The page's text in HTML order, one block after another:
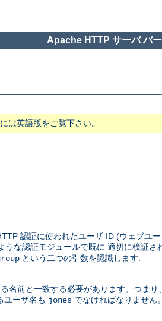
Apache HTTP サーバ バ
は英語版をご覧下さい。
認証に使われたユーザ ID (ウェブユ
うな認証モジュールで既に 適切に検証さ
という二つの引数を認識します:
名前と一致する必要があります。つま
ユーザ名も jones でなければなりません。